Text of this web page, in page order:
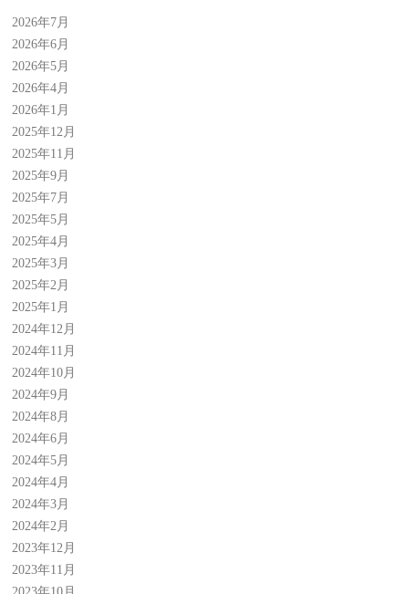
2026年7月
2026年6月
2026年5月
2026年4月
2026年1月
2025年12月
2025年11月
2025年9月
2025年7月
2025年5月
2025年4月
2025年3月
2025年2月
2025年1月
2024年12月
2024年11月
2024年10月
2024年9月
2024年8月
2024年6月
2024年5月
2024年4月
2024年3月
2024年2月
2023年12月
2023年11月